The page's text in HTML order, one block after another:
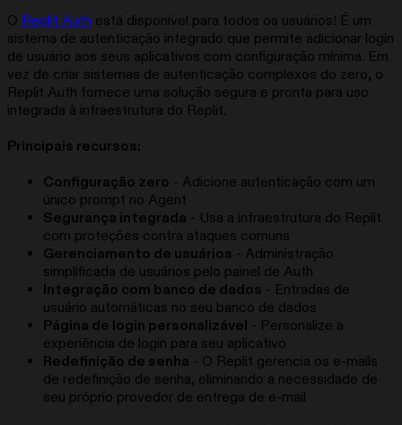
O Replit Auth está disponível para todos os usuários! É um
sistema de autenticação integrado que permite adicionar login
de usuário aos seus aplicativos com configuração mínima. Em
vez de criar sistemas de autenticação complexos do zero, o
Replit Auth fornece uma solução segura e pronta para uso
integrada à infraestrutura do Replit.
Principais recursos:
Configuração zero - Adicione autenticação com um
único prompt no Agent
Segurança integrada - Usa a infraestrutura do Replit
com proteções contra ataques comuns
Gerenciamento de usuários - Administração
simplificada de usuários pelo painel de Auth
Integração com banco de dados - Entradas de
usuário automáticas no seu banco de dados
Página de login personalizável - Personalize a
experiência de login para seu aplicativo
Redefinição de senha - O Replit gerencia os e-mails
de redefinição de senha, eliminando a necessidade de
seu próprio provedor de entrega de e-mail